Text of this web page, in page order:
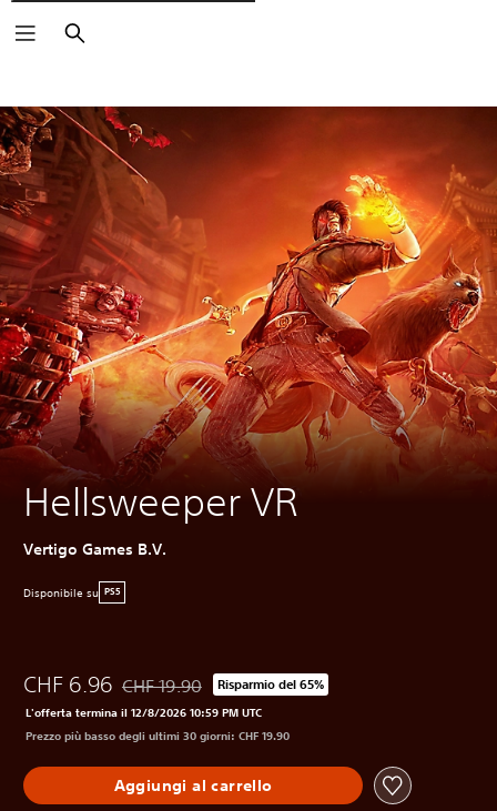
Cerca
Hellsweeper VR
Vertigo Games B.V.
Disponibile su PS5
CHF 6.96 Scontato dal prezzo originale di CHF 19.90
CHF 19.90 Risparmio del 65%
L'offerta termina il 12/8/2026 10:59 PM UTC
Prezzo più basso degli ultimi 30 giorni: CHF 19.90
Aggiungi al carrello